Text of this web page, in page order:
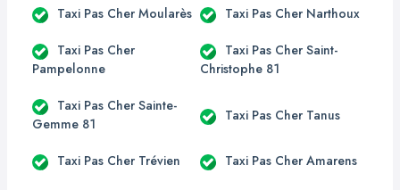
Taxi Pas Cher Moularès Taxi Pas Cher Narthoux
Taxi Pas Cher
Pampelonne
Taxi Pas Cher Saint-
Christophe 81
Taxi Pas Cher Sainte-
Gemme 81
Taxi Pas Cher Tanus
Taxi Pas Cher Trévien Taxi Pas Cher Amarens